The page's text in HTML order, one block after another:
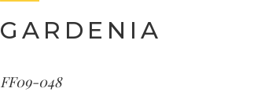
GARDENIA
FF09-048